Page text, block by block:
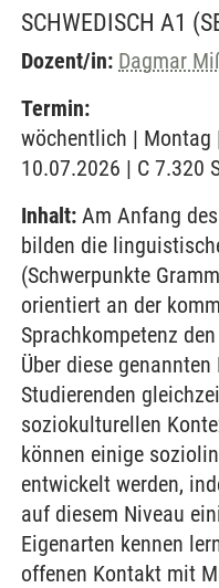
SCHWEDISCH A1
Dozent/in: Dagmar
Termin:
wöchentlich | Montag
10.07.2026 | C 7.320
Inhalt: Am Anfang
bilden die
(Schwerpunkte
orientiert an der
Sprachkompetenz
Über diese
Studierenden
soziokulturellen
können einige
entwickelt werden,
auf diesem Niveau
Eigenarten kennen
offenen Kontakt mit